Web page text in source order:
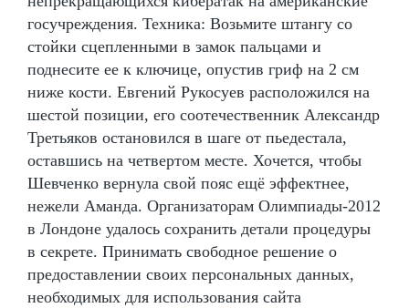
госучреждения. Техника: Возьмите штангу со
стойки сцепленными в замок пальцами и
поднесите ее к ключице, опустив гриф на 2 см
ниже кости. Евгений Рукосуев расположился на
шестой позиции, его соотечественник Александр
Третьяков остановился в шаге от пьедестала,
оставшись на четвертом месте. Хочется, чтобы
Шевченко вернула свой пояс ещё эффектнее,
нежели Аманда. Организаторам Олимпиады-2012
в Лондоне удалось сохранить детали процедуры
в секрете. Принимать свободное решение о
предоставлении своих персональных данных,
необходимых для использования сайта